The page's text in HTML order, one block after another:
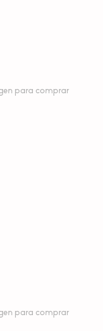
para comprar
para comprar